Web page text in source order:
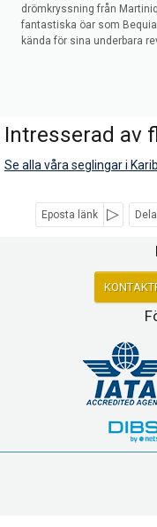
drömkryssning från
fantastiska öar som
kända för sina underbara
Intresserad av
Se alla våra seglingar i
Eposta länk